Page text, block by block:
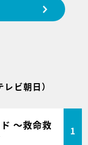
レビ朝日）
～救命救
1